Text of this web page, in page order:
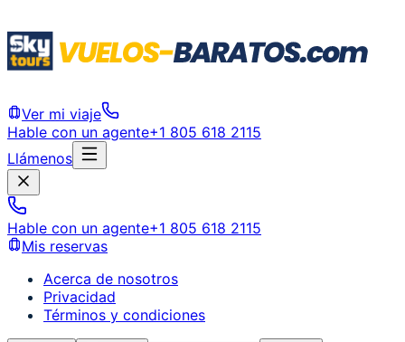
Ver mi viaje
Hable con un agente+1 805 618 2115
Llámenos
Hable con un agente+1 805 618 2115
Mis reservas
Acerca de nosotros
Privacidad
Términos y condiciones